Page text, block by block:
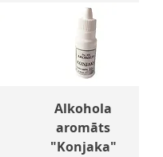
Alkohola
aromāts
"Konjaka"